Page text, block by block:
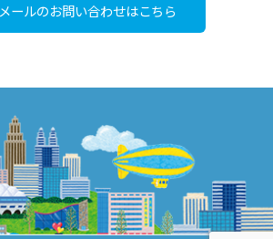
メールのお問い合わせはこちら